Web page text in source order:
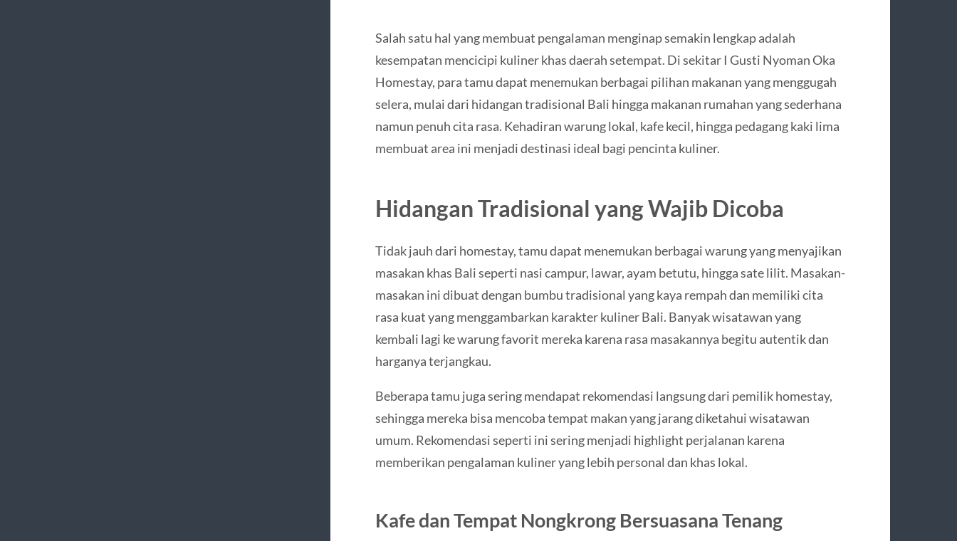
Salah satu hal yang membuat pengalaman menginap semakin lengkap adalah
kesempatan mencicipi kuliner khas daerah setempat. Di sekitar I Gusti Nyoman Oka
Homestay, para tamu dapat menemukan berbagai pilihan makanan yang menggugah
selera, mulai dari hidangan tradisional Bali hingga makanan rumahan yang sederhana
namun penuh cita rasa. Kehadiran warung lokal, kafe kecil, hingga pedagang kaki lima
membuat area ini menjadi destinasi ideal bagi pencinta kuliner.
Hidangan Tradisional yang Wajib Dicoba
Tidak jauh dari homestay, tamu dapat menemukan berbagai warung yang menyajikan
masakan khas Bali seperti nasi campur, lawar, ayam betutu, hingga sate lilit. Masakan-
masakan ini dibuat dengan bumbu tradisional yang kaya rempah dan memiliki cita
rasa kuat yang menggambarkan karakter kuliner Bali. Banyak wisatawan yang
kembali lagi ke warung favorit mereka karena rasa masakannya begitu autentik dan
harganya terjangkau.
Beberapa tamu juga sering mendapat rekomendasi langsung dari pemilik homestay,
sehingga mereka bisa mencoba tempat makan yang jarang diketahui wisatawan
umum. Rekomendasi seperti ini sering menjadi highlight perjalanan karena
memberikan pengalaman kuliner yang lebih personal dan khas lokal.
Kafe dan Tempat Nongkrong Bersuasana Tenang